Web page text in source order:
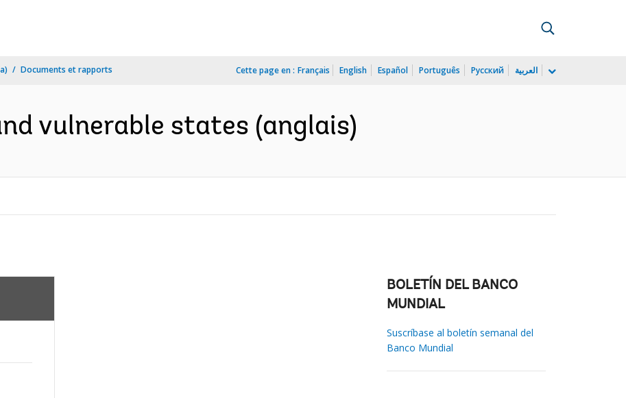
Documents et rapports Cette page en : Français English Español Português Русский العربية
vulnerable states (anglais)
BOLETÍN DEL BANCO
MUNDIAL
Suscríbase al boletín semanal del
Banco Mundial